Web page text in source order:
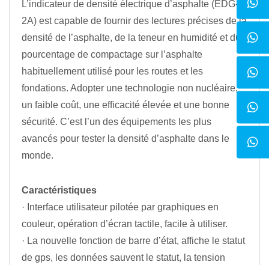
L’indicateur de densité électrique d’asphalte (EDG-
2A) est capable de fournir des lectures précises de la
densité de l’asphalte, de la teneur en humidité et du
pourcentage de compactage sur l’asphalte
habituellement utilisé pour les routes et les
fondations. Adopter une technologie non nucléaire,
un faible coût, une efficacité élevée et une bonne
sécurité. C’est l’un des équipements les plus
avancés pour tester la densité d’asphalte dans le
monde.
Caractéristiques
· Interface utilisateur pilotée par graphiques en
couleur, opération d’écran tactile, facile à utiliser.
· La nouvelle fonction de barre d’état, affiche le statut
de gps, les données sauvent le statut, la tension